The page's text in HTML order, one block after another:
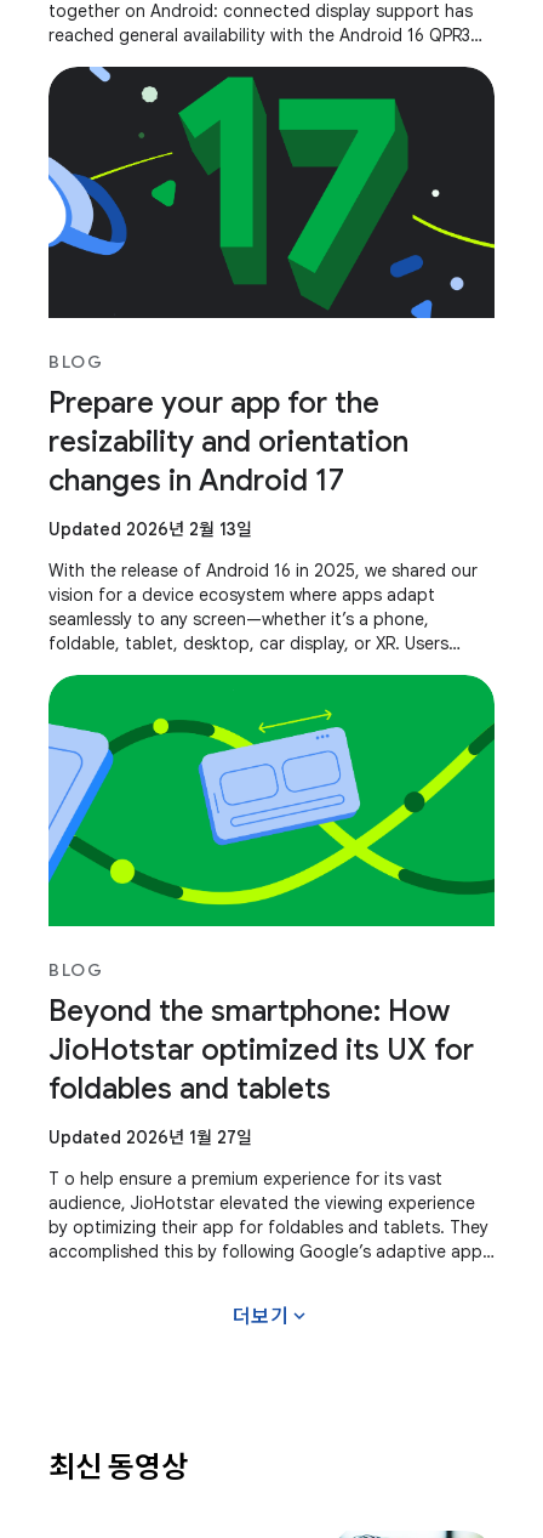
together on Android: connected display support has
reached general availability with the Android 16 QPR3
BLOG
Prepare your app for the
resizability and orientation
changes in Android 17
Updated 2026년 2월 13일
With the release of Android 16 in 2025, we shared our
vision for a device ecosystem where apps adapt
seamlessly to any screen—whether it’s a phone,
foldable, tablet, desktop, car display, or XR. Users
BLOG
Beyond the smartphone: How
JioHotstar optimized its UX for
foldables and tablets
Updated 2026년 1월 27일
T o help ensure a premium experience for its vast
audience, JioHotstar elevated the viewing experience
by optimizing their app for foldables and tablets. They
accomplished this by following Google’s adaptive app
더보기 expand_more
최신 동영상